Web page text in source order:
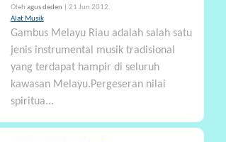
Oleh agus deden
| 21 Jun 2012.
Alat Musik
Gambus Melayu Riau adalah salah satu
jenis instrumental musik tradisional
yang terdapat hampir di seluruh
kawasan Melayu.Pergeseran nilai
spiritua...